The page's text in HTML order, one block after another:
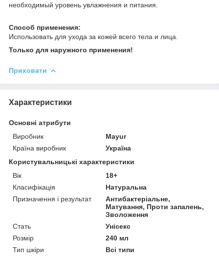
необходимый уровень увлажнения и питания.
Способ применения:
Использовать для ухода за кожей всего тела и лица.
Только для наружного применения!
Приховати
Характеристики
Основні атрибути
Виробник
Mayur
Країна виробник
Україна
Користувальницькі характеристики
Вік
18+
Класифікація
Натуральна
Призначення і результат
Антибактеріальне,
Матування, Проти запалень,
Зволоження
Стать
Унісекс
Розмір
240 мл
Тип шкіри
Всі типи